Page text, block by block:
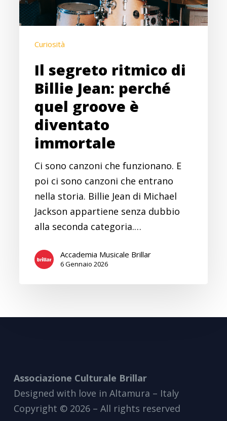
Jean:
perché
groove
diventato
immortale
Curiosità
Il segreto ritmico di
Billie Jean: perché
quel groove è
diventato
immortale
Ci sono canzoni che funzionano. E
poi ci sono canzoni che entrano
nella storia. Billie Jean di Michael
Jackson appartiene senza dubbio
alla seconda categoria.…
Accademia Musicale Brillar
6 Gennaio 2026
Associazione Culturale Brillar
Designed with love in Altamura – Italy
Copyright © 2026 – All rights reserved